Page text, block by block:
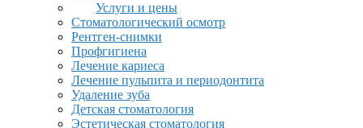
Услуги и цены
Стоматологический осмотр
Рентген-снимки
Профгигиена
Лечение кариеса
Лечение пульпита и периодонтита
Удаление зуба
Детская стоматология
Эстетическая стоматология